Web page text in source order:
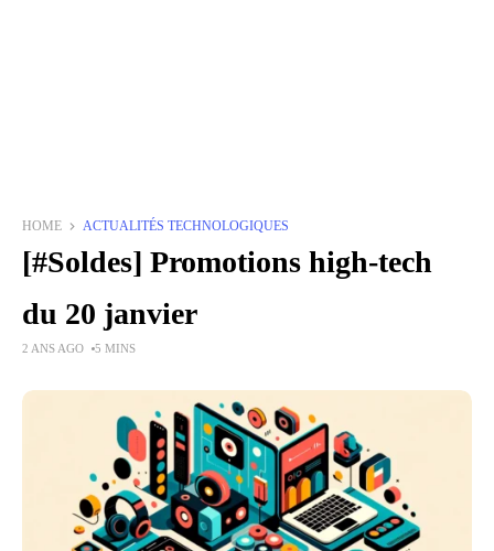
HOME ACTUALITÉS TECHNOLOGIQUES
[#Soldes] Promotions high-tech
du 20 janvier
2 ANS AGO 5 MINS